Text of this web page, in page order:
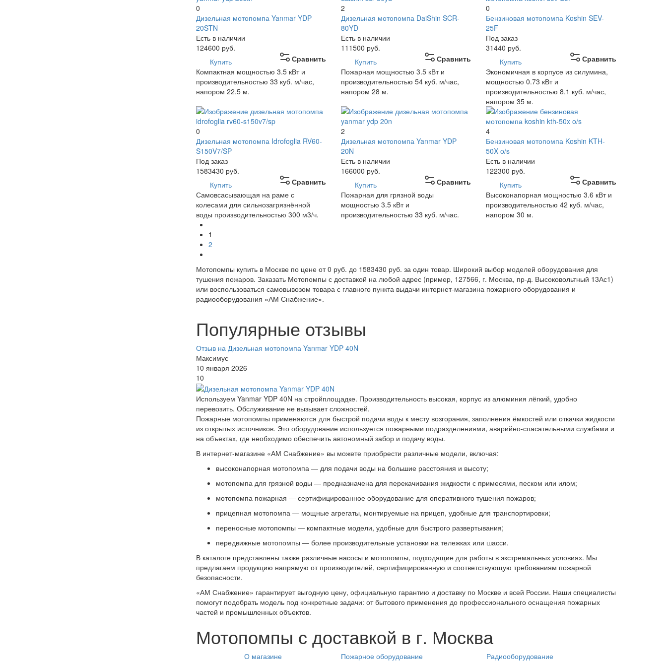
0
Дизельная мотопомпа Yanmar YDP
20STN
Есть в наличии
124600 руб.
Сравнить
Купить
Компактная мощностью 3.5 кВт и
производительностью 33 куб. м/час,
напором 22.5 м.
2
Дизельная мотопомпа DaiShin SCR-
80YD
Есть в наличии
111500 руб.
Сравнить
Купить
Пожарная мощностью 3.5 кВт и
производительностью 54 куб. м/час,
напором 28 м.
0
Бензиновая мотопомпа Koshin SEV-
25F
Под заказ
31440 руб.
Сравнить
Купить
Экономичная в корпусе из силумина,
мощностью 0.73 кВт и
производительностью 8.1 куб. м/час,
напором 35 м.
0
Дизельная мотопомпа Idrofoglia RV60-
S150V7/SP
Под заказ
1583430 руб.
Сравнить
Купить
Самовсасывающая на раме с
колесами для сильнозагрязнённой
воды производительностью 300 м3/ч.
2
Дизельная мотопомпа Yanmar YDP
20N
Есть в наличии
166000 руб.
Сравнить
Купить
Пожарная для грязной воды
мощностью 3.5 кВт и
производительностью 33 куб. м/час.
4
Бензиновая мотопомпа Koshin KTH-
50X o/s
Есть в наличии
122300 руб.
Сравнить
Купить
Высоконапорная мощностью 3.6 кВт и
производительностью 42 куб. м/час,
напором 30 м.
1
2
Мотопомпы купить в Москве по цене от 0 руб. до 1583430 руб. за один товар. Широкий выбор моделей оборудования для
тушения пожаров. Заказать Мотопомпы с доставкой на любой адрес (пример, 127566, г. Москва, пр-д. Высоковольтный 13Ас1)
или воспользоваться самовывозом товара с главного пункта выдачи интернет-магазина пожарного оборудования и
радиооборудования «АМ Снабжение».
Популярные отзывы
Отзыв на Дизельная мотопомпа Yanmar YDP 40N
Максимус
10 января 2026
10
Используем Yanmar YDP 40N на стройплощадке. Производительность высокая, корпус из алюминия лёгкий, удобно
перевозить. Обслуживание не вызывает сложностей.
Пожарные мотопомпы применяются для быстрой подачи воды к месту возгорания, заполнения ёмкостей или откачки жидкости
из открытых источников. Это оборудование используется пожарными подразделениями, аварийно-спасательными службами и
на объектах, где необходимо обеспечить автономный забор и подачу воды.
В интернет-магазине «АМ Снабжение» вы можете приобрести различные модели, включая:
высоконапорная мотопомпа — для подачи воды на большие расстояния и высоту;
мотопомпа для грязной воды — предназначена для перекачивания жидкости с примесями, песком или илом;
мотопомпа пожарная — сертифицированное оборудование для оперативного тушения пожаров;
прицепная мотопомпа — мощные агрегаты, монтируемые на прицеп, удобные для транспортировки;
переносные мотопомпы — компактные модели, удобные для быстрого развертывания;
передвижные мотопомпы — более производительные установки на тележках или шасси.
В каталоге представлены также различные насосы и мотопомпы, подходящие для работы в экстремальных условиях. Мы
предлагаем продукцию напрямую от производителей, сертифицированную и соответствующую требованиям пожарной
безопасности.
«АМ Снабжение» гарантирует выгодную цену, официальную гарантию и доставку по Москве и всей России. Наши специалисты
помогут подобрать модель под конкретные задачи: от бытового применения до профессионального оснащения пожарных
частей и промышленных объектов.
Мотопомпы с доставкой в г. Москва
О магазине
Пожарное оборудование
Радиооборудование